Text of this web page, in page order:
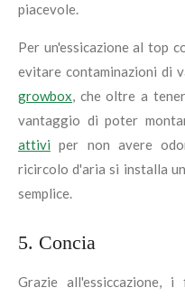
piacevole.
Per un'essicazione al top
evitare contaminazioni di
growbox, che oltre a
vantaggio di poter
attivi per non avere
ricircolo d'aria si installa
semplice.
5. Concia
Grazie